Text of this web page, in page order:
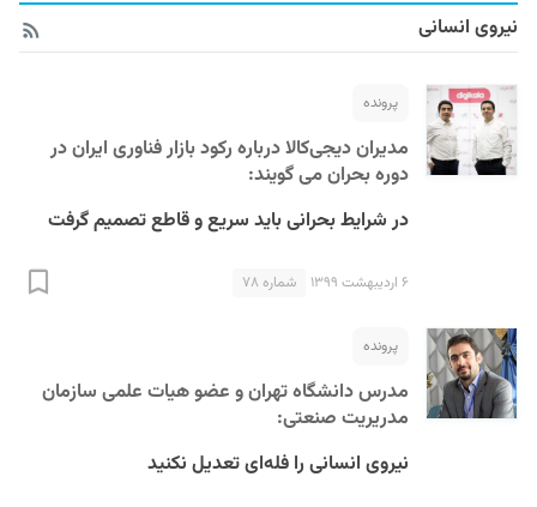
نیروی انسانی
پرونده
مدیران دیجی‌کالا درباره رکود بازار فناوری ایران در
دوره بحران می گویند:
در شرایط بحرانی باید سریع و قاطع تصمیم گرفت
۶ اردیبهشت ۱۳۹۹ شماره ۷۸
پرونده
مدرس دانشگاه تهران و عضو هیات علمی سازمان
مدریریت صنعتی:
نیروی انسانی را فله‌ای تعدیل نکنید